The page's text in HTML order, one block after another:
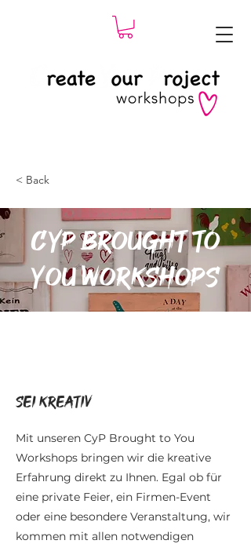
< Back
CyP Brought to
You Workshops
Sei kreativ
Mit unseren CyP Brought to You
Workshops bringen wir die kreative
Erfahrung direkt zu Ihnen. Egal ob für
eine private Feier, ein Firmen-Event
oder eine besondere Veranstaltung, wir
kommen mit allen notwendigen